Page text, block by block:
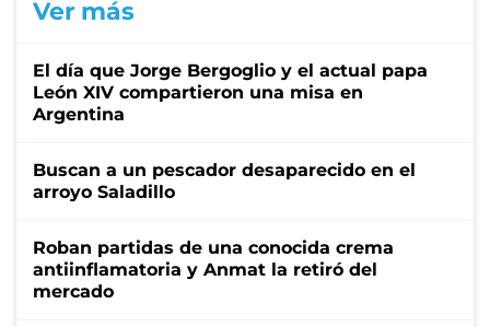
Ver más
El día que Jorge Bergoglio y el actual papa
León XIV compartieron una misa en
Argentina
Buscan a un pescador desaparecido en el
arroyo Saladillo
Roban partidas de una conocida crema
antiinflamatoria y Anmat la retiró del
mercado